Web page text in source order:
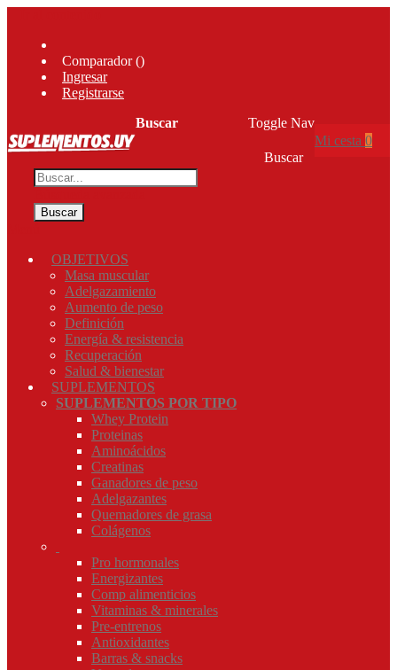
Comparador ()
Ingresar
Registrarse
Mi cesta 0
Toggle Nav
Buscar
Buscar
Buscar
OBJETIVOS
Masa muscular
Adelgazamiento
Aumento de peso
Definición
Energía & resistencia
Recuperación
Salud & bienestar
SUPLEMENTOS
SUPLEMENTOS POR TIPO
Whey Protein
Proteinas
Aminoácidos
Creatinas
Ganadores de peso
Adelgazantes
Quemadores de grasa
Colágenos
Pro hormonales
Energizantes
Comp alimenticios
Vitaminas & minerales
Pre-entrenos
Antioxidantes
Barras & snacks